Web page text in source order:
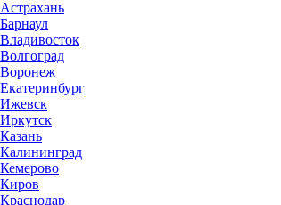
Астрахань
Барнаул
Владивосток
Волгоград
Воронеж
Екатеринбург
Ижевск
Иркутск
Казань
Калининград
Кемерово
Киров
Краснодар